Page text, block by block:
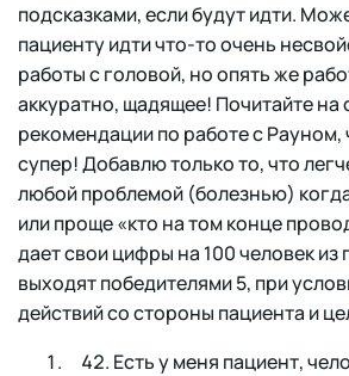
подсказками, если будут идти.
пациенту идти что-то очень
работы с головой, но опять же
аккуратно, щадящее! Почитайте на
рекомендации по работе с Рауном,
супер! Добавлю только то, что
любой проблемой (болезнью)
или проще «кто на том конце
дает свои цифры на 100 человек из
выходят победителями 5, при
действий со стороны пациента и
Есть у меня пациент,